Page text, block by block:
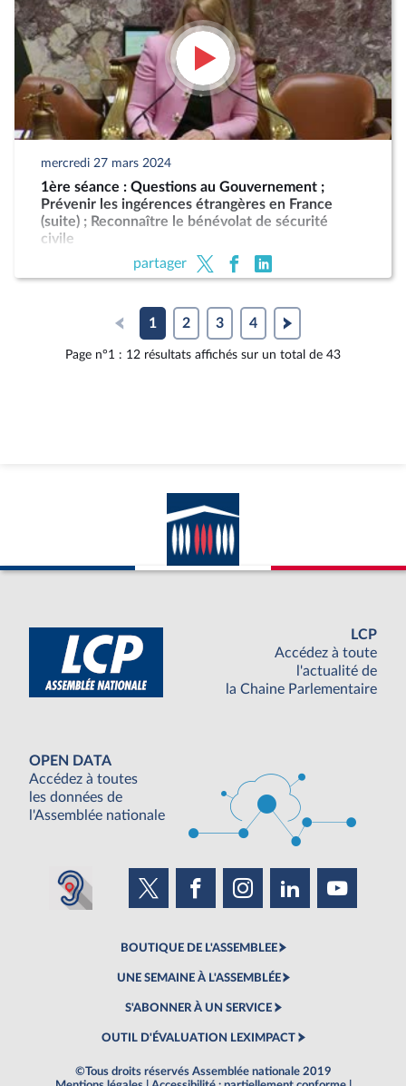
mercredi 27 mars 2024
1ère séance : Questions au Gouvernement ;
Prévenir les ingérences étrangères en France
(suite) ; Reconnaître le bénévolat de sécurité
civile
partager
1 2 3 4
Page n°1 : 12 résultats affichés sur un total de 43
LCP
Accédez à toute
l'actualité de
la Chaine Parlementaire
OPEN DATA
Accédez à toutes
les données de
l'Assemblée nationale
BOUTIQUE DE L'ASSEMBLEE
UNE SEMAINE À L'ASSEMBLÉE
S'ABONNER À UN SERVICE
OUTIL D'ÉVALUATION LEXIMPACT
©Tous droits réservés Assemblée nationale 2019